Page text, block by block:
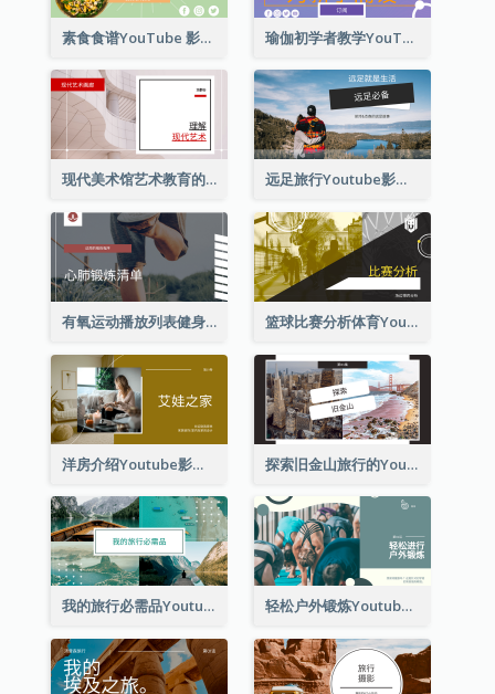
素食食谱YouTube 影片缩图 瑜伽初学者教学YouTube影片缩图
现代美术馆艺术教育的Youtube影片缩图 远足旅行Youtube影片缩图
有氧运动播放列表健身Youtube影片缩图 篮球比赛分析体育YouTube排名
洋房介绍Youtube影片缩图 探索旧金山旅行的Youtube影片缩图
我的旅行必需品Youtube影片缩图 轻松户外锻炼Youtube影片缩图